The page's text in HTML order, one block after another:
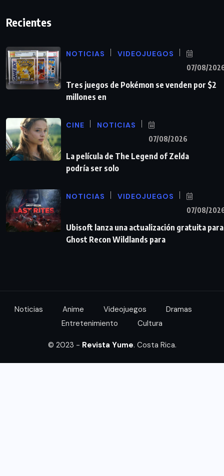
Recientes
NOTICIAS VIDEOJUEGOS
07/08/
Tres juegos de Pokémon se venden por $2
millones en
CINE NOTICIAS
07/08/2026
La película de The Legend of Zelda
podría ser solo
NOTICIAS VIDEOJUEGOS
07/08/
Ubisoft lanza una actualización gratuita para
Ghost Recon Wildlands para
Noticias Anime Videojuegos
Dramas
Entretenimiento
Cultura
© 2023 - Revista Yume. Costa Rica.